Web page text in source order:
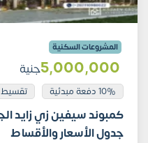
المشروعات السكنية
5٬000٬000جنية
10% دفعة مبدئية تقسيط 9
جدول الأسعار والأقساط